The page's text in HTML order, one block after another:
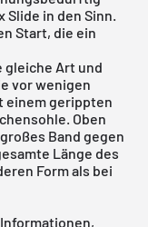
Slide in den Sinn.
Start, die ein
gleiche Art und
vor wenigen
einem gerippten
Oben
Band gegen
Länge des
Form als bei